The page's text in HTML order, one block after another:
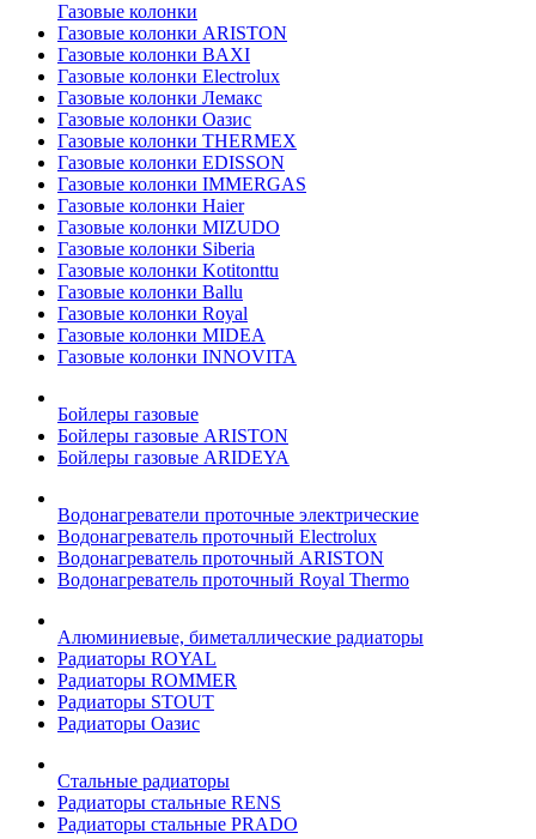
Газовые колонки
Газовые колонки ARISTON
Газовые колонки BAXI
Газовые колонки Electrolux
Газовые колонки Лемакс
Газовые колонки Оазис
Газовые колонки THERMEX
Газовые колонки EDISSON
Газовые колонки IMMERGAS
Газовые колонки Haier
Газовые колонки MIZUDO
Газовые колонки Siberia
Газовые колонки Kotitonttu
Газовые колонки Ballu
Газовые колонки Royal
Газовые колонки MIDEA
Газовые колонки INNOVITA
Бойлеры газовые
Бойлеры газовые ARISTON
Бойлеры газовые ARIDEYA
Водонагреватели проточные электрические
Водонагреватель проточный Electrolux
Водонагреватель проточный ARISTON
Водонагреватель проточный Royal Thermo
Алюминиевые, биметаллические радиаторы
Радиаторы ROYAL
Радиаторы ROMMER
Радиаторы STOUT
Радиаторы Оазис
Стальные радиаторы
Радиаторы стальные RENS
Радиаторы стальные PRADO